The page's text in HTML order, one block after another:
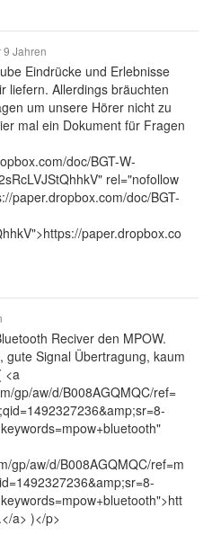
9 Jahren
Eindrücke und Erlebnisse
liefern. Allerdings bräuchten
um unsere Hörer nicht zu
mal ein Dokument für Fragen
doc/BGT-W-
rel="nofollow
paper.dropbox.com/doc/BGT-
paper.dropbox.co
Reciver den MPOW.
gute Signal Übertragung, kaum
<a
gp/aw/d/B008AGQMQC/ref=
gp/aw/d/B008AGQMQC/ref=m
a> )</p>